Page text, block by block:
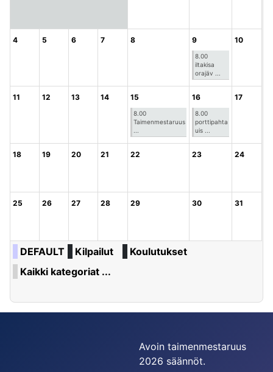
4 5 6 7 8 9
8.00
iltakisa
orajäv ...
10
11 12 13 14 15
8.00
Taimenmestaruus
16
8.00
porttipahta
uis ...
17
18 19 20 21 22 23 24
25 26 27 28 29 30 31
DEFAULT Kilpailut
Koulutukset
Kaikki kategoriat ...
Avoin taimenmestaruus
2026 säännöt.